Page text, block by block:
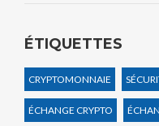
ÉTIQUETTES
CRYPTOMONNAIE
ÉCHANGE CRYPTO